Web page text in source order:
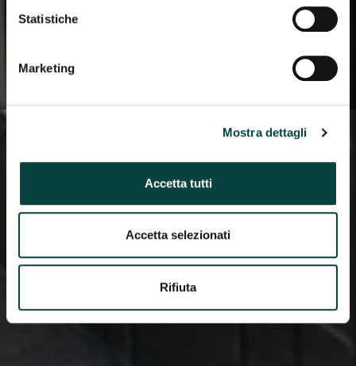
Statistiche
Marketing
Mostra dettagli
Accetta tutti
Accetta selezionati
Rifiuta
poli della grande attività
produttiva del Nord e Centro